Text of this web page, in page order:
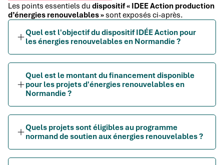
Les points essentiels du dispositif « IDEE Action production
d’énergies renouvelables » sont exposés ci-après.
Quel est l'objectif du dispositif IDÉE Action pour
les énergies renouvelables en Normandie ?
Quel est le montant du financement disponible
pour les projets d'énergies renouvelables en
Normandie ?
Quels projets sont éligibles au programme
normand de soutien aux énergies renouvelables ?